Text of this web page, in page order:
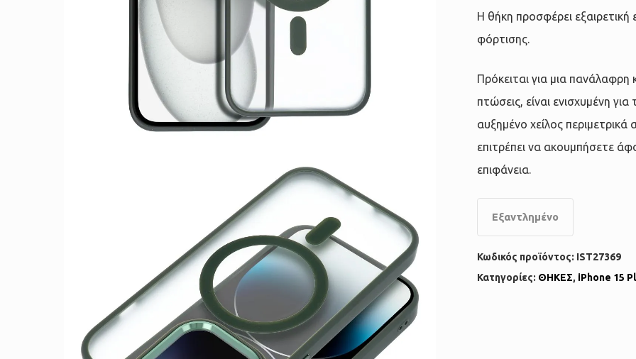
H θήκη προσφέρει
φόρτισης.
Πρόκειται για μια
πτώσεις, είναι ενισχυμένη
αυξημένο χείλος
επιτρέπει να ακουμπήσετε
επιφάνεια.
Εξαντλημένο
Κωδικός προϊόντος: IST27369
Κατηγορίες: ΘΗΚΕΣ, iPhone 15